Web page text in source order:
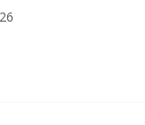
Calabria
Gallico torna la festa